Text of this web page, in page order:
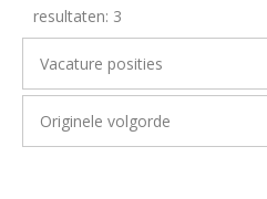
resultaten: 3